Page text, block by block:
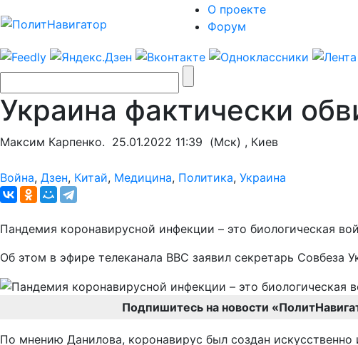
О проекте
Форум
Украина фактически
Максим Карпенко. 25.01.2022 11:39 (Мск) , Киев
Война, Дзен, Китай, Медицина, Политика, Украина
Пандемия коронавирусной инфекции – это биологическая
Об этом в эфире телеканала BBC заявил секретарь Совбеза
Подпишитесь на новости
По мнению Данилова, коронавирус был создан искусственно